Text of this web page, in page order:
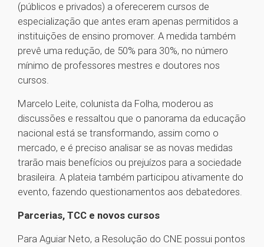
(públicos e privados) a oferecerem cursos de
especialização que antes eram apenas permitidos a
instituições de ensino promover. A medida também
prevê uma redução, de 50% para 30%, no número
mínimo de professores mestres e doutores nos
cursos.
Marcelo Leite, colunista da Folha, moderou as
discussões e ressaltou que o panorama da educação
nacional está se transformando, assim como o
mercado, e é preciso analisar se as novas medidas
trarão mais benefícios ou prejuízos para a sociedade
brasileira. A plateia também participou ativamente do
evento, fazendo questionamentos aos debatedores.
Parcerias, TCC e novos cursos
Para Aguiar Neto, a Resolução do CNE possui pontos